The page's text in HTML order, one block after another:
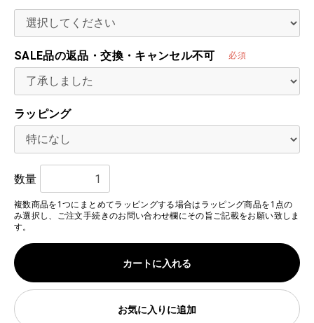
SALE品の返品・交換・キャンセル不可 必須
ラッピング
数量
複数商品を1つにまとめてラッピングする場合はラッピング商品を1点の
み選択し、ご注文手続きのお問い合わせ欄にその旨ご記載をお願い致しま
す。
カートに入れる
お気に入りに追加